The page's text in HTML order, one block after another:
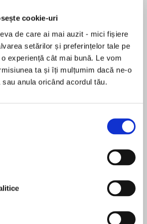
cookie-uri
de care ai mai auzit - mici fișiere
setărilor și preferințelor tale pe
experiență cât mai bună. Le vom
ta și îți mulțumim dacă ne-o
anula oricând acordul tău.
to apply green principles in
on the world and enjoy a
environmental
guide is packed with
for you and your loved
on your car to making a
nu există recenzii